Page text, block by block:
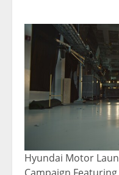
Hyundai Motor